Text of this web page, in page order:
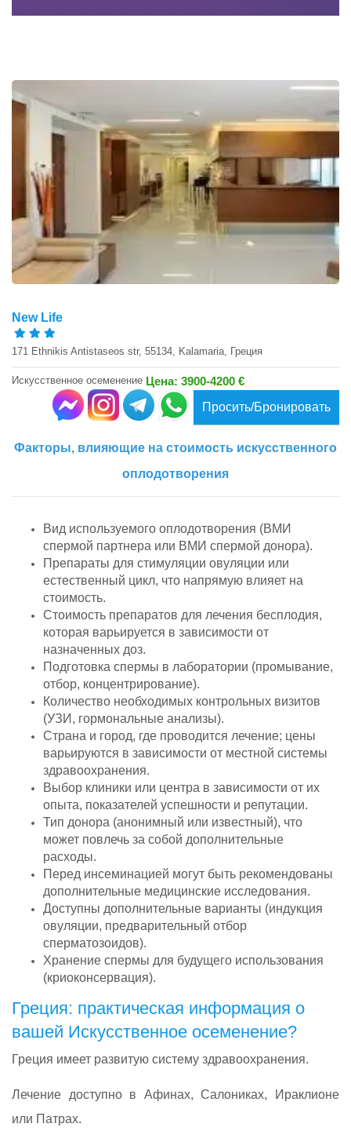
New Life
171 Ethnikis Antistaseos str, 55134, Kalamaria, Греция
Искусственное осеменение Цена: 3900-4200 €
Просить/Бронировать
Факторы, влияющие на стоимость искусственного
оплодотворения
Вид используемого оплодотворения (ВМИ
спермой партнера или ВМИ спермой донора).
Препараты для стимуляции овуляции или
естественный цикл, что напрямую влияет на
стоимость.
Стоимость препаратов для лечения бесплодия,
которая варьируется в зависимости от
назначенных доз.
Подготовка спермы в лаборатории (промывание,
отбор, концентрирование).
Количество необходимых контрольных визитов
(УЗИ, гормональные анализы).
Страна и город, где проводится лечение; цены
варьируются в зависимости от местной системы
здравоохранения.
Выбор клиники или центра в зависимости от их
опыта, показателей успешности и репутации.
Тип донора (анонимный или известный), что
может повлечь за собой дополнительные
расходы.
Перед инсеминацией могут быть рекомендованы
дополнительные медицинские исследования.
Доступны дополнительные варианты (индукция
овуляции, предварительный отбор
сперматозоидов).
Хранение спермы для будущего использования
(криоконсервация).
Греция: практическая информация о
вашей Искусственное осеменение?
Греция имеет развитую систему здравоохранения.
Лечение доступно в Афинах, Салониках, Ираклионе
или Патрах.